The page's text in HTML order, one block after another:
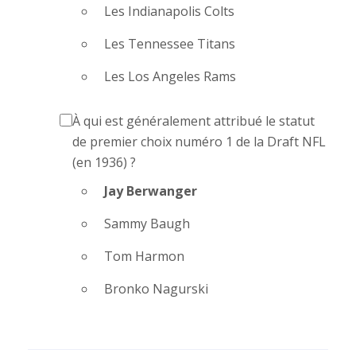
Les Indianapolis Colts
Les Tennessee Titans
Les Los Angeles Rams
À qui est généralement attribué le statut
de premier choix numéro 1 de la Draft NFL
(en 1936) ?
Jay Berwanger
Sammy Baugh
Tom Harmon
Bronko Nagurski